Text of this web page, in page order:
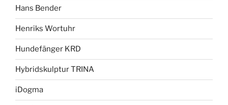
Hans Bender
Henriks Wortuhr
Hundefänger KRD
Hybridskulptur TRINA
iDogma